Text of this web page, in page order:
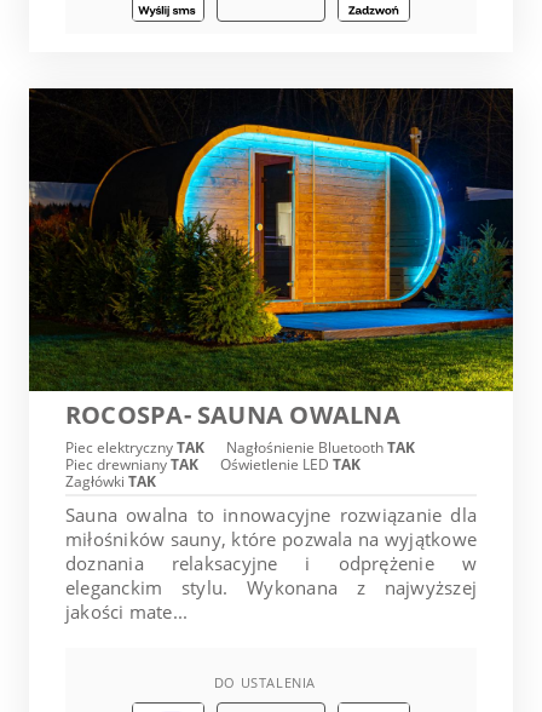
ROCOSPA- SAUNA OWALNA
Piec elektrycznyTAK Nagłośnienie BluetoothTAK
Piec drewnianyTAK Oświetlenie LED TAK
Zagłówki TAK
Sauna owalna to innowacyjne rozwiązanie dla
miłośników sauny, które pozwala na wyjątkowe
doznania relaksacyjne i odprężenie w
eleganckim stylu. Wykonana z najwyższej
jakości mate...
DO USTALENIA